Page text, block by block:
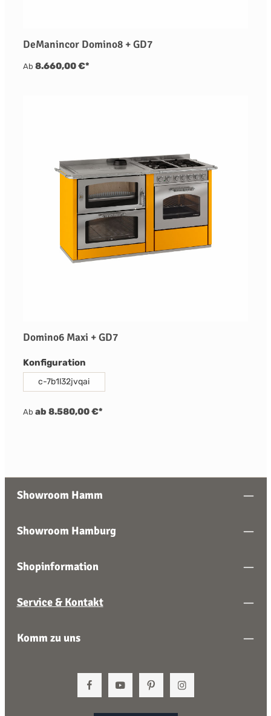
DeManincor Domino8 + GD7
Ab 8.660,00 €*
Domino6 Maxi + GD7
Konfigurationauswählen
c-7b1l32jvqai
Ab ab 8.580,00 €*
Showroom Hamm
Showroom Hamburg
Shopinformation
Service & Kontakt
Komm zu uns